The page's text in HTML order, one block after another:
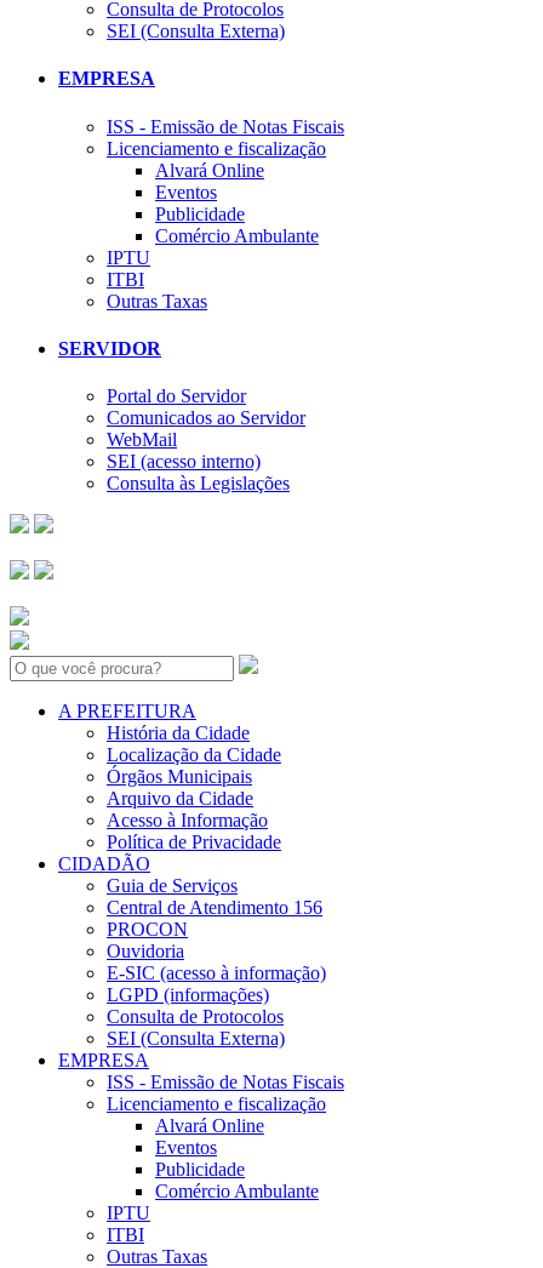
Consulta de Protocolos
SEI (Consulta Externa)
EMPRESA
ISS - Emissão de Notas Fiscais
Licenciamento e fiscalização
Alvará Online
Eventos
Publicidade
Comércio Ambulante
IPTU
ITBI
Outras Taxas
SERVIDOR
Portal do Servidor
Comunicados ao Servidor
WebMail
SEI (acesso interno)
Consulta às Legislações
Search:
A PREFEITURA
História da Cidade
Localização da Cidade
Órgãos Municipais
Arquivo da Cidade
Acesso à Informação
Política de Privacidade
CIDADÃO
Guia de Serviços
Central de Atendimento 156
PROCON
Ouvidoria
E-SIC (acesso à informação)
LGPD (informações)
Consulta de Protocolos
SEI (Consulta Externa)
EMPRESA
ISS - Emissão de Notas Fiscais
Licenciamento e fiscalização
Alvará Online
Eventos
Publicidade
Comércio Ambulante
IPTU
ITBI
Outras Taxas